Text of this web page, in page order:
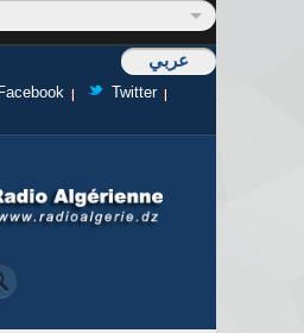
عربي
Facebook
Twitter
recherche